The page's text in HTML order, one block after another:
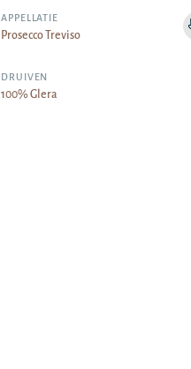
APPELLATIE
Prosecco Treviso
DRUIVEN
100% Glera